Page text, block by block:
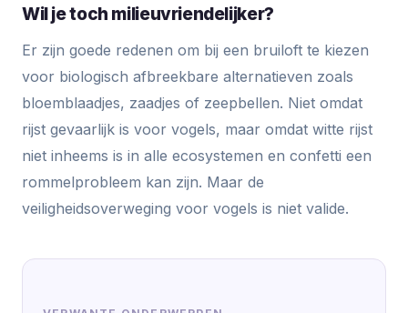
Wil je toch milieuvriendelijker?
Er zijn goede redenen om bij een bruiloft te kiezen
voor biologisch afbreekbare alternatieven zoals
bloemblaadjes, zaadjes of zeepbellen. Niet omdat
rijst gevaarlijk is voor vogels, maar omdat witte rijst
niet inheems is in alle ecosystemen en confetti een
rommelprobleem kan zijn. Maar de
veiligheidsoverweging voor vogels is niet valide.